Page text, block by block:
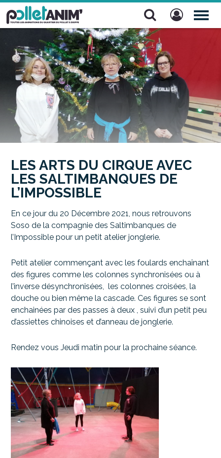
Pollet Anim'
LES ARTS DU CIRQUE AVEC
LES SALTIMBANQUES DE
L’IMPOSSIBLE
En ce jour du 20 Décembre 2021, nous retrouvons
Soso de la compagnie des Saltimbanques de
l’Impossible pour un petit atelier jonglerie.
Petit atelier commençant avec les foulards enchaînant
des figures comme les colonnes synchronisées ou à
l’inverse désynchronisées, les colonnes croisées, la
douche ou bien même la cascade. Ces figures se sont
enchainées par des passes à deux , suivi d’un petit peu
d’assiettes chinoises et d’anneau de jonglerie.
Rendez vous Jeudi matin pour la prochaine séance.